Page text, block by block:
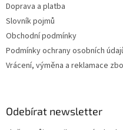
Doprava a platba
Slovník pojmů
Obchodní podmínky
Podmínky ochrany osobních
Vrácení, výměna a reklamace
Odebírat newsletter